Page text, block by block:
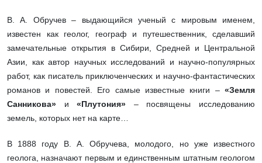
В. А. Обручев – выдающийся ученый с мировым именем,
известен как геолог, географ и путешественник, сделавший
замечательные открытия в Сибири, Средней и Центральной
Азии, как автор научных исследований и научно-популярных
работ, как писатель приключенческих и научно-фантастических
романов и повестей. Его самые известные книги – «Земля
Санникова» и«Плутония» – посвящены исследованию
земель, которых нет на карте…
В 1888 году В. А. Обручева, молодого, но уже известного
геолога, назначают первым и единственным штатным геологом